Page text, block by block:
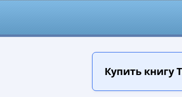
Купить книгу